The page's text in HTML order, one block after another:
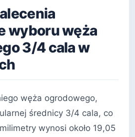
wyboru węża
3/4 cala w
węża ogrodowego,
średnicy 3/4 cala, co
wynosi około 19,05